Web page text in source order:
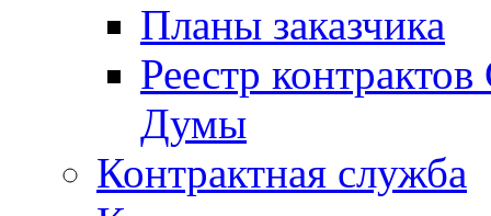
Планы заказчика
Реестр
Думы
Контрактная служба